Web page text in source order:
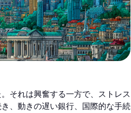
それは興奮する一方で、ストレス
、動きの遅い銀行、国際的な手続